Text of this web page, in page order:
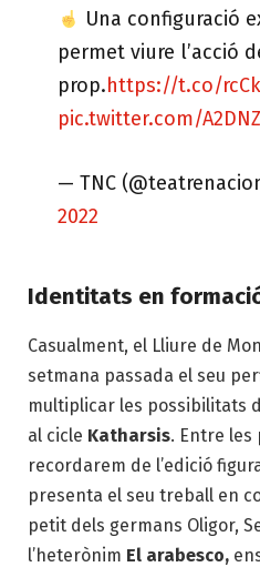
Una configuració
permet viure l’acció
prop.https://t.co/
pic.twitter.com/
— TNC
2022
Identitats en
Casualment, el Lliure de
setmana passada el seu
multiplicar les possibilitats
al cicle Katharsis. Entre les
recordarem de l’edició
presenta el seu treball en
petit dels germans Oligor,
l’heterònim El arabesco,